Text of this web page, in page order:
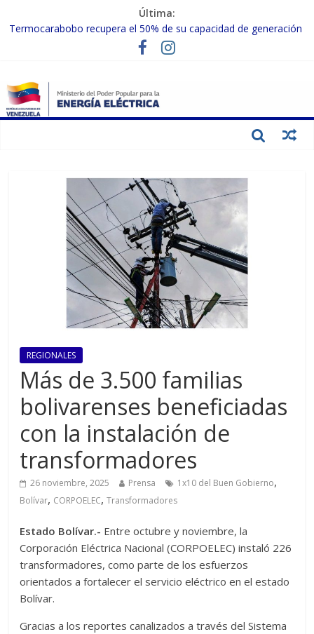
Última:
Termocarabobo recupera el 50% de su capacidad de generación
MPPEE avanza en la recuperación de infraestructuras eléctricas
Gobierno Nacional coordina acciones con el sector privado para
fortalecer el SEN ante el «Súper Niño»
Inspeccionan trabajos de rehabilitación en instalaciones del SEN
REGIONALES
Más de 3.500 familias
bolivarenses beneficiadas
con la instalación de
transformadores
26 noviembre, 2025 Prensa 1x10 del Buen Gobierno,
Bolívar, CORPOELEC,Transformadores
Estado Bolívar.- Entre octubre y noviembre, la
Corporación Eléctrica Nacional (CORPOELEC) instaló 226
transformadores, como parte de los esfuerzos
orientados a fortalecer el servicio eléctrico en el estado
Bolívar.
Gracias a los reportes canalizados a través del Sistema